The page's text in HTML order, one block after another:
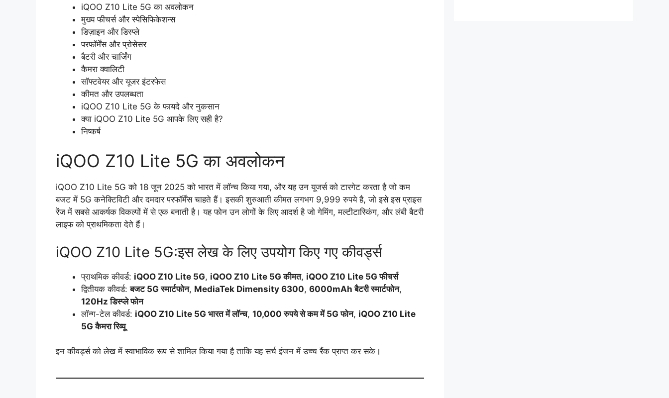
iQOO Z10 Lite 5G का अवलोकन
मुख्य फीचर्स और स्पेसिफिकेशन्स
डिज़ाइन और डिस्प्ले
परफॉर्मेंस और प्रोसेसर
बैटरी और चार्जिंग
कैमरा क्वालिटी
सॉफ्टवेयर और यूजर इंटरफेस
कीमत और उपलब्धता
iQOO Z10 Lite 5G के फायदे और नुकसान
क्या iQOO Z10 Lite 5G आपके लिए सही है?
निष्कर्ष
iQOO Z10 Lite 5G का अवलोकन
iQOO Z10 Lite 5G को 18 जून 2025 को भारत में लॉन्च किया गया, और यह उन यूजर्स को टारगेट करता है जो कम
बजट में 5G कनेक्टिविटी और दमदार परफॉर्मेंस चाहते हैं। इसकी शुरुआती कीमत लगभग 9,999 रुपये है, जो इसे इस प्राइस
रेंज में सबसे आकर्षक विकल्पों में से एक बनाती है। यह फोन उन लोगों के लिए आदर्श है जो गेमिंग, मल्टीटास्किंग, और लंबी बैटरी
लाइफ को प्राथमिकता देते हैं।
iQOO Z10 Lite 5G:इस लेख के लिए उपयोग किए गए कीवर्ड्स
प्राथमिक कीवर्ड: iQOO Z10 Lite 5G, iQOO Z10 Lite 5G कीमत, iQOO Z10 Lite 5G फीचर्स
द्वितीयक कीवर्ड:बजट 5G स्मार्टफोन, MediaTek Dimensity 6300, 6000mAh बैटरी स्मार्टफोन,
120Hz डिस्प्ले फोन
लॉन्ग-टेल कीवर्ड: iQOO Z10 Lite 5G भारत में लॉन्च, 10,000 रुपये से कम में 5G फोन, iQOO Z10 Lite
5G कैमरा रिव्यू
इन कीवर्ड्स को लेख में स्वाभाविक रूप से शामिल किया गया है ताकि यह सर्च इंजन में उच्च रैंक प्राप्त कर सके।